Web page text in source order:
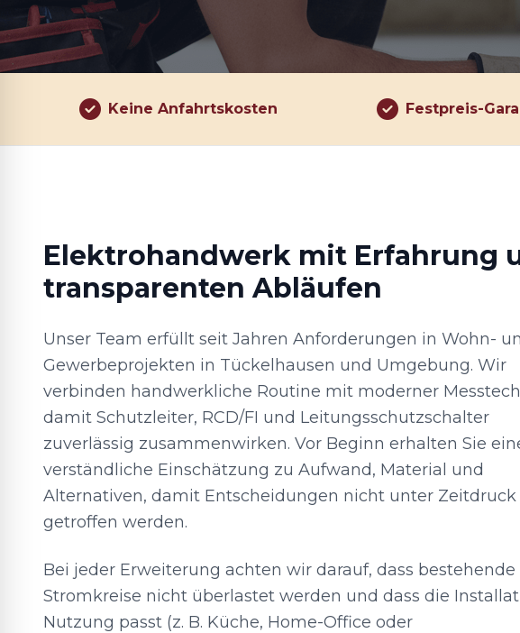
Keine Anfahrtskosten Festpreis-
Elektrohandwerk mit Erfahrung
transparenten Abläufen
Unser Team erfüllt seit Jahren Anforderungen in Wohn-
Gewerbeprojekten in Tückelhausen und Umgebung. Wir
verbinden handwerkliche Routine mit moderner
damit Schutzleiter, RCD/FI und Leitungsschutzschalter
zuverlässig zusammenwirken. Vor Beginn erhalten Sie
verständliche Einschätzung zu Aufwand, Material und
Alternativen, damit Entscheidungen nicht unter Zeitdruck
getroffen werden.
Bei jeder Erweiterung achten wir darauf, dass bestehende
Stromkreise nicht überlastet werden und dass die
Nutzung passt (z. B. Küche, Home-Office oder